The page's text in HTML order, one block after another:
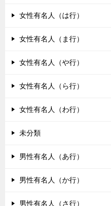
女性有名人（は行）
女性有名人（ま行）
女性有名人（や行）
女性有名人（ら行）
女性有名人（わ行）
未分類
男性有名人（あ行）
男性有名人（か行）
男性有名人（さ行）